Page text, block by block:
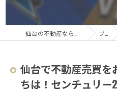
ブログ
仙台で不動産売買を
ちは！センチュリー